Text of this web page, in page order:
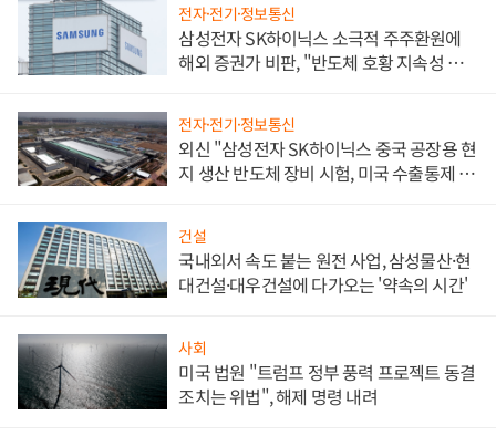
전자·전기·정보통신
삼성전자 SK하이닉스 소극적 주주환원에
해외 증권가 비판, "반도체 호황 지속성 의
전자·전기·정보통신
외신 "삼성전자 SK하이닉스 중국 공장용 현
지 생산 반도체 장비 시험, 미국 수출통제 대
건설
국내외서 속도 붙는 원전 사업, 삼성물산·현
대건설·대우건설에 다가오는 '약속의 시간'
사회
미국 법원 "트럼프 정부 풍력 프로젝트 동결
조치는 위법", 해제 명령 내려